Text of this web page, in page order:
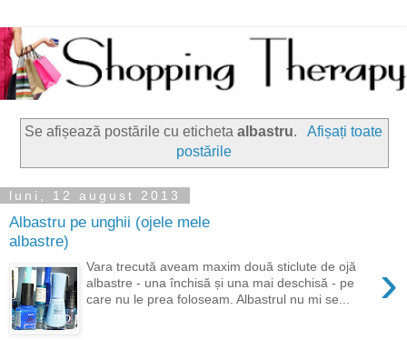
Se afișează postările cu etichetaalbastru.
Afișați toate
postările
luni, 12 august 2013
Albastru pe unghii (ojele mele
albastre)
›
Vara trecută aveam maxim două sticlute de ojă
albastre - una închisă și una mai deschisă - pe
care nu le prea foloseam. Albastrul nu mi se...